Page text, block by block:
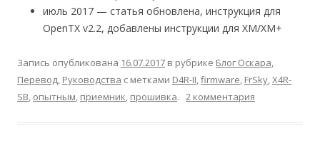
июль 2017 — статья обновлена, инструкция для
OpenTX v2.2, добавлены инструкции для XM/XM+
Запись опубликована 16.07.2017 в рубрике Блог Оскара,
Перевод, Руководства с метками D4R-II,firmware, FrSky,X4R-
SB, опытным, приемник, прошивка. 2 комментария